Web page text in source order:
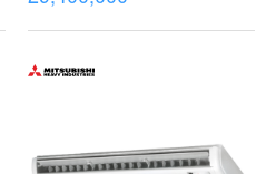
W5/RCN-E-E3